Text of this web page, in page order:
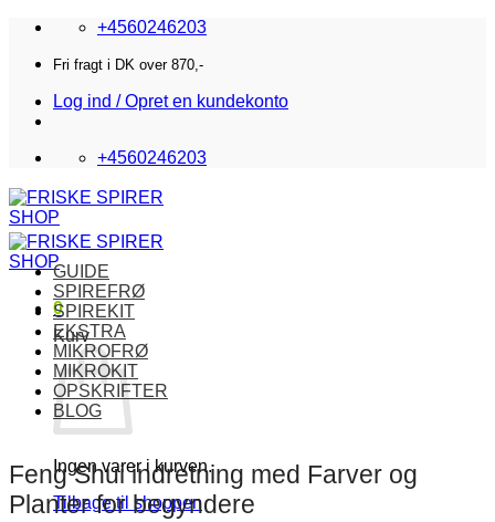
Fortsæt
indhold
+4560246203
Fri fragt i DK over 870,-
Log ind / Opret en kundekonto
+4560246203
0
Kurv
Ingen varer i kurven.
Tilbage til shoppen
GUIDE
SPIREFRØ
SPIREKIT
EKSTRA
MIKROFRØ
MIKROKIT
OPSKRIFTER
BLOG
Feng Shui indretning med Farver og
Planter for begyndere